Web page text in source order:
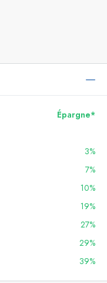
Épargne*
3%
7%
10%
19%
27%
29%
39%